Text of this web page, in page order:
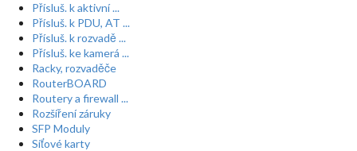
Přísluš. k aktivní ...
Přísluš. k PDU, AT ...
Přísluš. k rozvadě ...
Přísluš. ke kamerá ...
Racky, rozvaděče
RouterBOARD
Routery a firewall ...
Rozšíření záruky
SFP Moduly
Síťové karty